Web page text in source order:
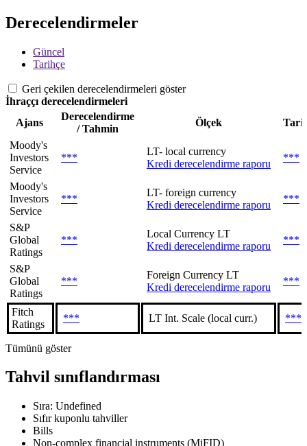
Derecelendirmeler
Güncel
Tarihçe
Geri çekilen derecelendirmeleri göster
İhraççı derecelendirmeleri
Ajans
Derecelendirme
/ Tahmin
Ölçek
Moody's
Investors
Service
***
LT- local currency
Kredi derecelendirme raporu
***
Moody's
Investors
Service
***
LT- foreign currency
Kredi derecelendirme raporu
***
S&P
Global
Ratings
***
Local Currency LT
Kredi derecelendirme raporu
***
S&P
Global
Ratings
***
Foreign Currency LT
Kredi derecelendirme raporu
***
Fitch
Ratings
*** LT Int. Scale (local curr.) ***
Tümünü göster
Tahvil sınıflandırması
Sıra: Undefined
Sıfır kuponlu tahviller
Bills
Non-complex financial instruments (MiFID)